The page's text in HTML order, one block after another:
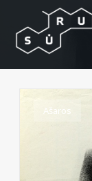
Ašaros